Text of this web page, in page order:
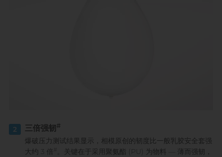
2 三倍强韧 #
爆破压力测试结果显示，相模原创的韧度比一般乳胶安全套强
大约 3 倍
。关键在于采用聚氨酯 (PU) 为物料 — 薄而强韧，